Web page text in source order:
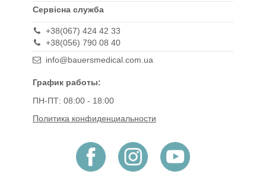
Сервісна служба
+38(067) 424 42 33
+38(056) 790 08 40
info@bauersmedical.com.ua
График работы:
ПН-ПТ: 08:00 - 18:00
Политика конфиденциальности